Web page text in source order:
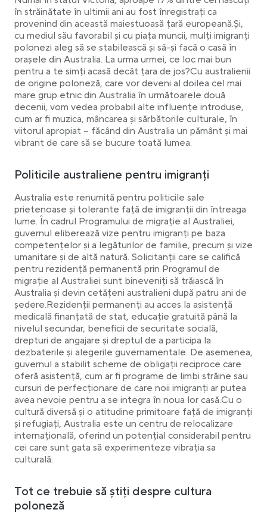
în străinătate în ultimii ani au fost înregistrați ca
provenind din această maiestuoasă țară europeană.Și,
cu mediul său favorabil și cu piața muncii, mulți imigranți
polonezi aleg să se stabilească și să-și facă o casă în
orașele din Australia. La urma urmei, ce loc mai bun
pentru a te simți acasă decât țara de jos?Cu australienii
de origine poloneză, care vor deveni al doilea cel mai
mare grup etnic din Australia în următoarele două
decenii, vom vedea probabil alte influențe introduse,
cum ar fi muzica, mâncarea și sărbătorile culturale, în
viitorul apropiat – făcând din Australia un pământ și mai
vibrant de care să se bucure toată lumea.
Politicile australiene pentru imigranți
Australia este renumită pentru politicile sale
prietenoase și tolerante față de imigranții din întreaga
lume. În cadrul Programului de migrație al Australiei,
guvernul eliberează vize pentru imigranți pe baza
competențelor și a legăturilor de familie, precum și vize
umanitare și de altă natură. Solicitanții care se califică
pentru rezidență permanentă prin Programul de
migrație al Australiei sunt bineveniți să trăiască în
Australia și devin cetățeni australieni după patru ani de
ședere.Rezidenții permanenți au acces la asistență
medicală finanțată de stat, educație gratuită până la
nivelul secundar, beneficii de securitate socială,
drepturi de angajare și dreptul de a participa la
dezbaterile și alegerile guvernamentale. De asemenea,
guvernul a stabilit scheme de obligații reciproce care
oferă asistență, cum ar fi programe de limbi străine sau
cursuri de perfecționare de care noii imigranți ar putea
avea nevoie pentru a se integra în noua lor casă.Cu o
cultură diversă și o atitudine primitoare față de imigranți
și refugiați, Australia este un centru de relocalizare
internațională, oferind un potențial considerabil pentru
cei care sunt gata să experimenteze vibrația sa
culturală.
Tot ce trebuie să știți despre cultura
poloneză